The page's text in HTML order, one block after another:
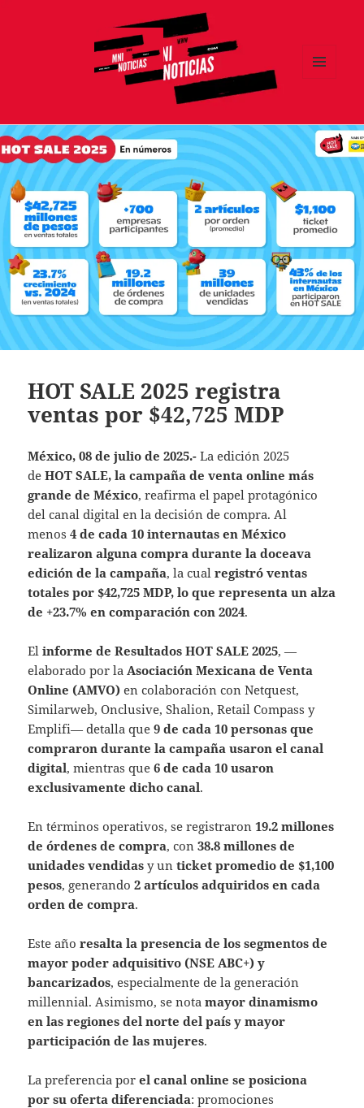
HOT SALE 2025 registra
ventas por $42,725 MDP
México, 08 de julio de 2025.- La edición 2025
deHOT SALE, la campaña de venta online más
grande de México, reafirma el papel protagónico
del canal digital en la decisión de compra. Al
menos4 de cada 10 internautas en México
realizaron alguna compra durante la doceava
edición de la campaña, la cualregistró ventas
totales por $42,725 MDP, lo que representa un alza
de +23.7% en comparación con 2024.
Elinforme de Resultados HOT SALE 2025, —
elaborado por la Asociación Mexicana de Venta
Online (AMVO) en colaboración con Netquest,
Similarweb, Onclusive, Shalion, Retail Compass y
Emplifi— detalla que9 de cada 10 personas que
compraron durante la campaña usaron el canal
digital, mientras que6 de cada 10 usaron
exclusivamente dicho canal.
En términos operativos, se registraron19.2 millones
de órdenes de compra, con38.8 millones de
unidades vendidas y unticket promedio de $1,100
pesos, generando2 artículos adquiridos en cada
orden de compra.
Este añoresalta la presencia de los segmentos de
mayor poder adquisitivo (NSE ABC+) y
bancarizados, especialmente de la generación
millennial. Asimismo, se notamayor dinamismo
en las regiones del norte del país y mayor
participación de las mujeres.
La preferencia porel canal online se posiciona
por su oferta diferenciada: promociones